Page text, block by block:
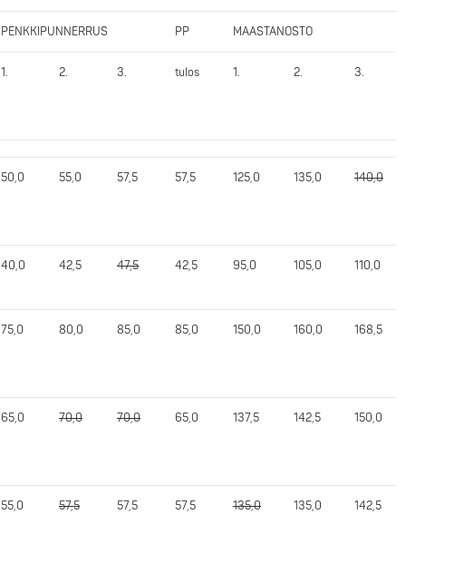
PENKKIPUNNERRUS PP MAASTANOSTO
1. 2. 3. tulos 1. 2. 3.
50,0 55,0 57,5 57,5 125,0 135,0 140,0
40,0 42,5 47,5 42,5 95,0 105,0 110,0
75,0 80,0 85,0 85,0 150,0 160,0 168,5
65,0 70,0 70,0 65,0 137,5 142,5 150,0
55,0 57,5 57,5 57,5 135,0 135,0 142,5